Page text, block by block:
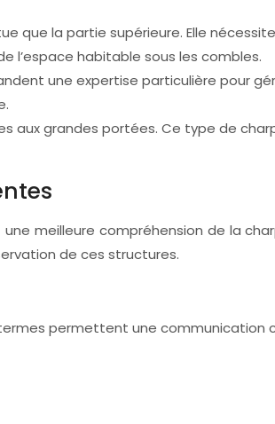
que la partie supérieure. Elle
l’espace habitable sous les combles.
une expertise particulière pour
aux grandes portées. Ce type de
meilleure compréhension de la
de ces structures.
permettent une communication